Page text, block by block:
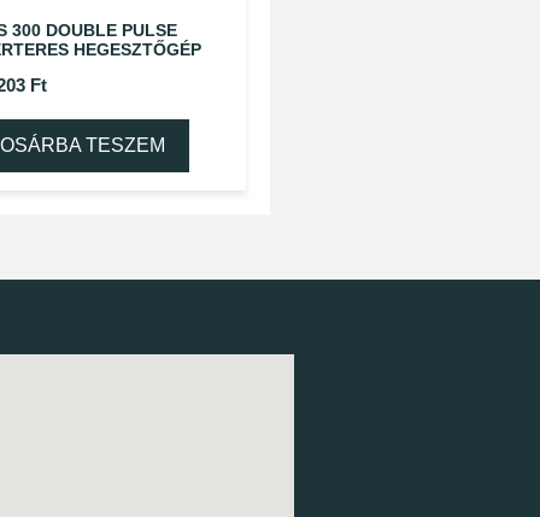
300 DOUBLE PULSE
HEGESZTŐGÉP
Ft
TESZEM